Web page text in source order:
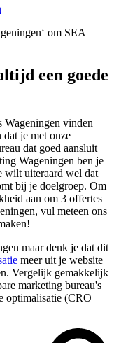
om SEA
een goede
Wageningen vinden
je met onze
dat goed aansluit
Wageningen ben je
wilt uiteraard wel dat
bij je doelgroep. Om
aan om 3 offertes
vul meteen ons
maar denk je dat dit
meer uit je website
Vergelijk gemakkelijk
marketing bureau's
optimalisatie (CRO